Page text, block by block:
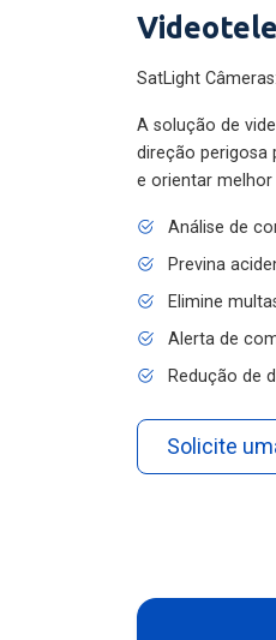
SatLight
A solução de
direção perigosa
e orientar melhor
Análise de
Previna
Elimine
Alerta de
Redução de
Solicite